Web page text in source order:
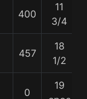
400
11
3/4
457
18
1/2
0
19